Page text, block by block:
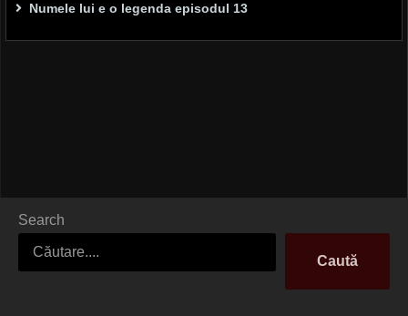
Numele lui e o legenda episodul 13
Search
Caută